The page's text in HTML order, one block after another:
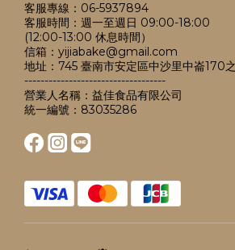
客服專線：06-5937894
客服時間：週一至週日 09:00-18:00
(12:00-13:00 休息時間）
信箱：yijiabake@gmail.com
地址：745 臺南市安定區中沙里中崙170
-----------------------------------
營業人名稱：益佳食品有限公司
統一編號：83035286